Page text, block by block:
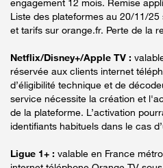
Liste des plateformes au 20/11/25
et tarifs sur orange.fr. Perte de la
Netflix/Disney+/Apple TV :
réservée aux clients internet
d’éligibilité technique et de
service nécessite la création et
de la plateforme. L’activation
identifiants habituels dans le cas
Ligue 1+ : valable en France